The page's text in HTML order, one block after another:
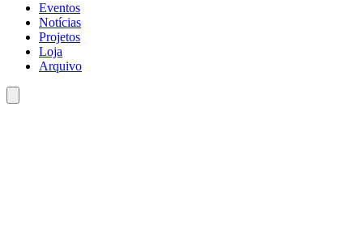
Eventos
Notícias
Projetos
Loja
Arquivo